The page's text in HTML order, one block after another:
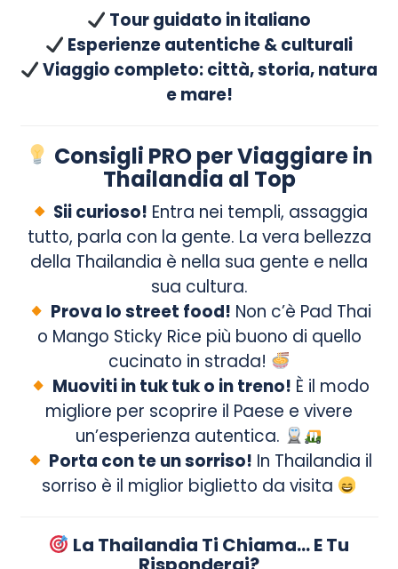
Tour guidato in italiano
Esperienze autentiche & culturali
Viaggio completo: città, storia, natura
e mare!
Consigli PRO per Viaggiare in
Thailandia al Top
Sii curioso! Entra nei templi, assaggia
tutto, parla con la gente. La vera bellezza
della Thailandia è nella sua gente e nella
sua cultura.
Prova lo street food! Non c’è Pad Thai
o Mango Sticky Rice più buono di quello
cucinato in strada!
Muoviti in tuk tuk o in treno! È il modo
migliore per scoprire il Paese e vivere
un’esperienza autentica.
Porta con te un sorriso! In Thailandia il
sorriso è il miglior biglietto da visita
La Thailandia Ti Chiama… E Tu